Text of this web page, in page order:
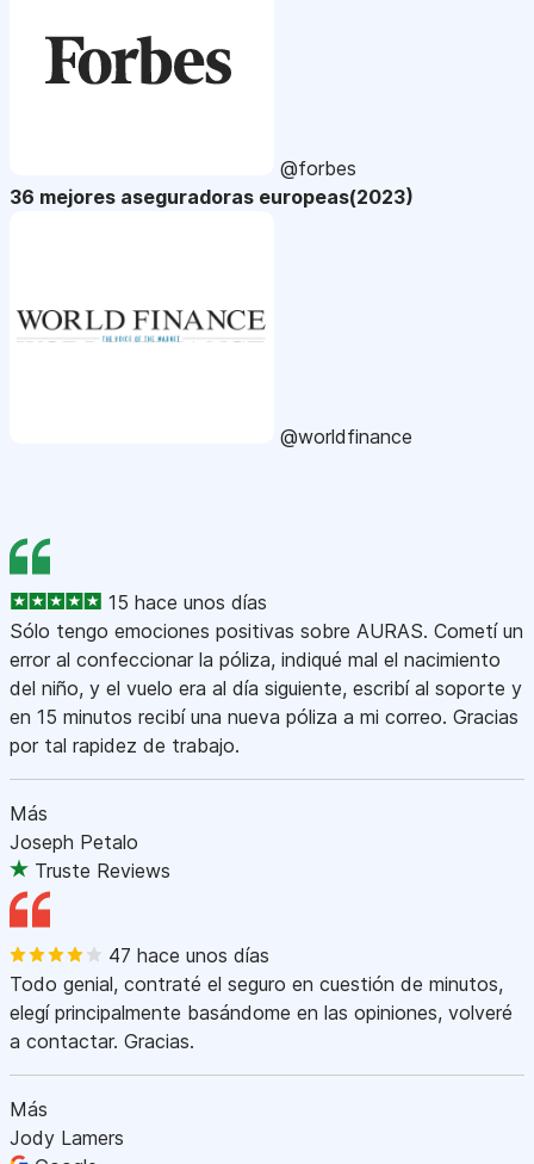
@forbes
36 mejores aseguradoras europeas(2023)
@worldfinance
15 hace unos días
Sólo tengo emociones positivas sobre AURAS. Cometí un
error al confeccionar la póliza, indiqué mal el nacimiento
del niño, y el vuelo era al día siguiente, escribí al soporte y
en 15 minutos recibí una nueva póliza a mi correo. Gracias
por tal rapidez de trabajo.
Más
Joseph Petalo
Truste Reviews
47 hace unos días
Todo genial, contraté el seguro en cuestión de minutos,
elegí principalmente basándome en las opiniones, volveré
a contactar. Gracias.
Más
Jody Lamers